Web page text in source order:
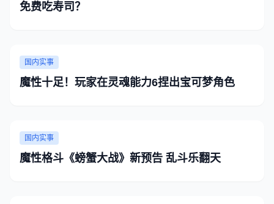
免费吃寿司？
国内实事
魔性十足！玩家在灵魂能力6捏出宝可梦角色
国内实事
魔性格斗《螃蟹大战》新预告 乱斗乐翻天